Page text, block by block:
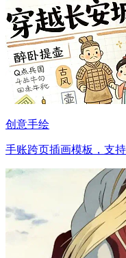
创意手绘
手账跨页插画模板，支